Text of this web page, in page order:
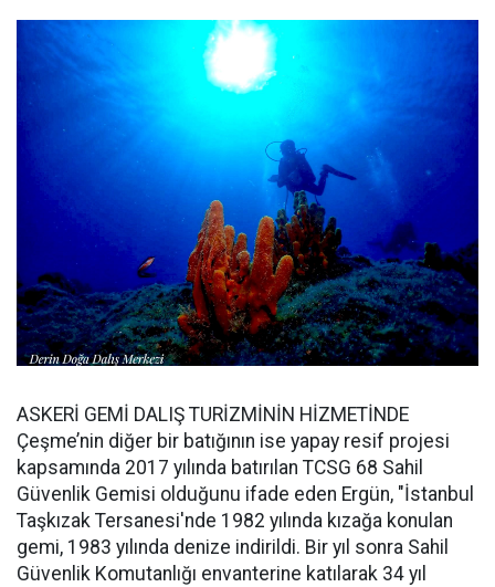
ASKERİ GEMİ DALIŞ TURİZMİNİN HİZMETİNDE
Çeşme’nin diğer bir batığının ise yapay resif projesi
kapsamında 2017 yılında batırılan TCSG 68 Sahil
Güvenlik Gemisi olduğunu ifade eden Ergün, "İstanbul
Taşkızak Tersanesi'nde 1982 yılında kızağa konulan
gemi, 1983 yılında denize indirildi. Bir yıl sonra Sahil
Güvenlik Komutanlığı envanterine katılarak 34 yıl